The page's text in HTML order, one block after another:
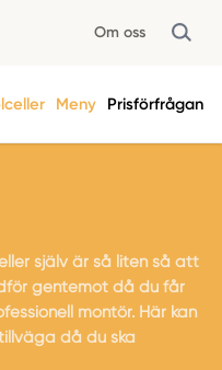
Om oss
Meny Prisförfrågan
själv är så liten så att
gentemot då du får
montör. Här kan
då du ska